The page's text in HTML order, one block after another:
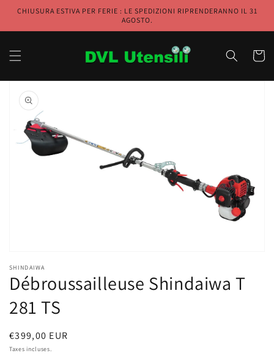
passer
contenu
CHIUSURA ESTIVA PER FERIE : LE SPEDIZIONI RIPRENDERANNO IL 31
AGOSTO.
Panier
Passer aux
informations
produits
Ouvrir
SHINDAIWA
Débroussailleuse Shindaiwa T
281 TS
Prix
habituel
€399,00 EUR
Taxes incluses.